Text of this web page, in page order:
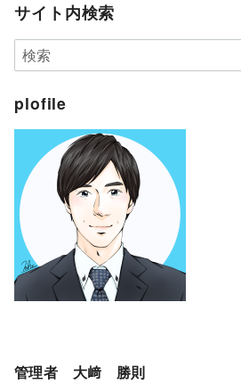
サイト内検索
plofile
管理者 大﨑 勝則